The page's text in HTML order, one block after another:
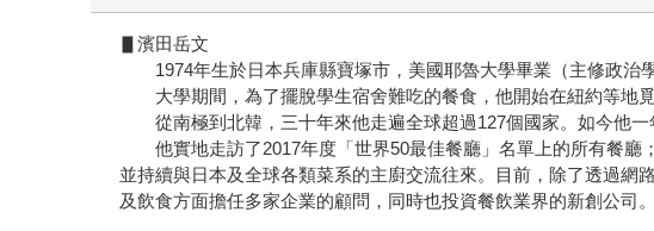
▋濱田岳文
1974年生於日本兵庫縣寶塚市，美國耶魯大學畢業（主修政治學
大學期間，為了擺脫學生宿舍難吃的餐食，他開始在紐約等地覓
從南極到北韓，三十年來他走遍全球超過127個國家。如今他一
他實地走訪了2017年度「世界50最佳餐廳」名單上的所有餐廳
並持續與日本及全球各類菜系的主廚交流往來。目前，除了透過網
及飲食方面擔任多家企業的顧問，同時也投資餐飲業界的新創公司。